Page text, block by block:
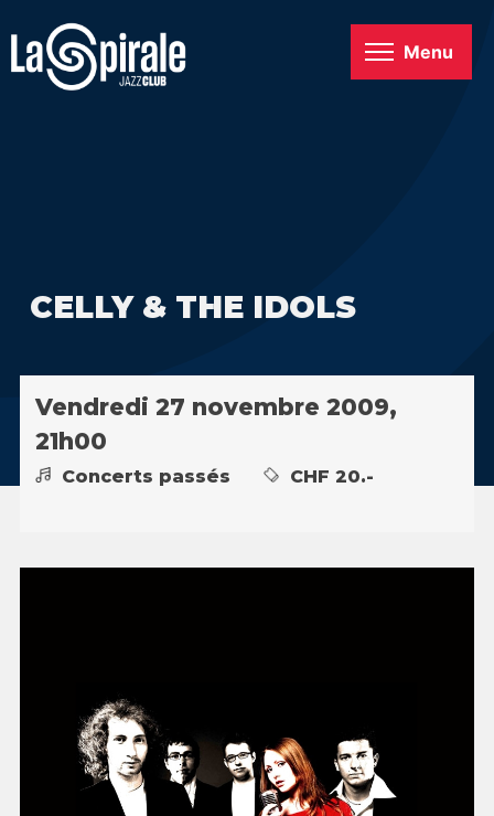
Menu
CELLY & THE IDOLS
Vendredi 27 novembre 2009,
21h00
Concerts passés CHF 20.-